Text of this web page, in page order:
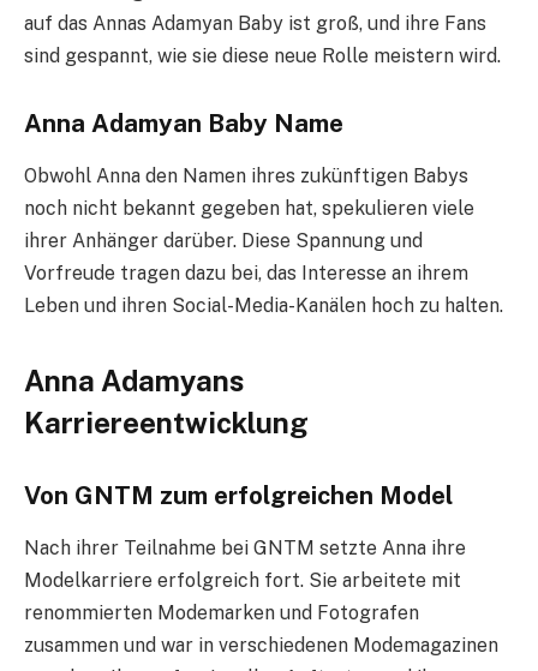
auf das Annas Adamyan Baby ist groß, und ihre Fans
sind gespannt, wie sie diese neue Rolle meistern wird.
Anna Adamyan Baby Name
Obwohl Anna den Namen ihres zukünftigen Babys
noch nicht bekannt gegeben hat, spekulieren viele
ihrer Anhänger darüber. Diese Spannung und
Vorfreude tragen dazu bei, das Interesse an ihrem
Leben und ihren Social-Media-Kanälen hoch zu halten.
Anna Adamyans
Karriereentwicklung
Von GNTM zum erfolgreichen Model
Nach ihrer Teilnahme bei GNTM setzte Anna ihre
Modelkarriere erfolgreich fort. Sie arbeitete mit
renommierten Modemarken und Fotografen
zusammen und war in verschiedenen Modemagazinen